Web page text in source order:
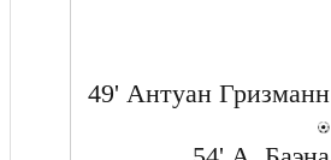
49' Антуан Гризманн